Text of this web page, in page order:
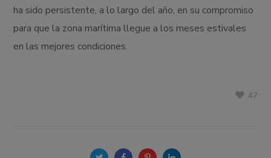
ha sido persistente, a lo largo del año, en su compromiso
para que la zona marítima llegue a los meses estivales
en las mejores condiciones.
47